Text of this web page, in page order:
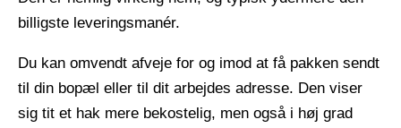
billigste leveringsmanér.
Du kan omvendt afveje for og imod at få pakken sendt
til din bopæl eller til dit arbejdes adresse. Den viser
sig tit et hak mere bekostelig, men også i høj grad